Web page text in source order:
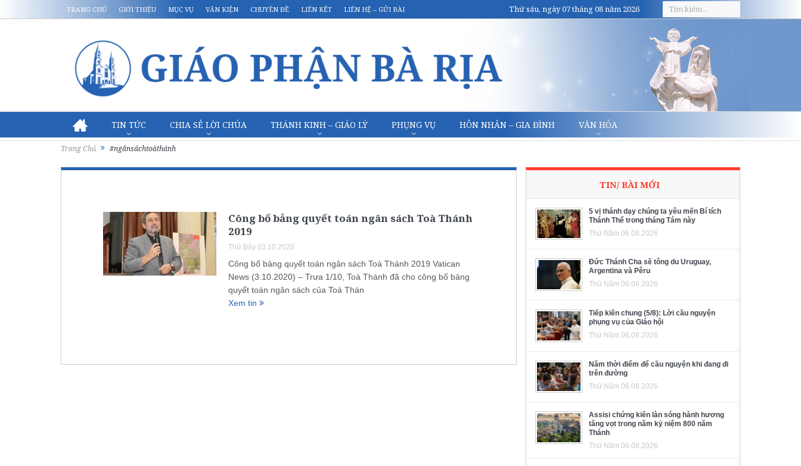
TRANG CHỦ GIỚI THIỆU MỤC VỤ VĂN KIỆN CHUYÊN ĐỀ LIÊN KẾT LIÊN HỆ – GỬI BÀI Thứ sáu, ngày 07 tháng 08 năm 2026
TIN TỨC CHIA SẺ LỜI CHÚA THÁNH KINH – GIÁO LÝ PHỤNG VỤ HÔN NHÂN – GIA ĐÌNH VĂN HÓA
Trang Chủ #ngânsáchtoàthánh
Công bố bảng quyết toán ngân sách Toà Thánh
2019
Thứ Bảy 03.10.2020
Công bố bảng quyết toán ngân sách Toà Thánh 2019 Vatican
News (3.10.2020) – Trưa 1/10, Toà Thánh đã cho công bố bảng
quyết toán ngân sách của Toà Thán
Xem tin
TIN/ BÀI MỚI
5 vị thánh dạy chúng ta yêu mến Bí tích
Thánh Thể trong tháng Tám này
Thứ Năm 06.08.2026
Đức Thánh Cha sẽ tông du Uruguay,
Argentina và Pêru
Thứ Năm 06.08.2026
Tiếp kiến chung (5/8): Lời cầu nguyện
phụng vụ của Giáo hội
Thứ Năm 06.08.2026
Năm thời điểm để cầu nguyện khi đang đi
trên đường
Thứ Năm 06.08.2026
Assisi chứng kiến làn sóng hành hương
tăng vọt trong năm kỷ niệm 800 năm
Thánh
Thứ Năm 06.08.2026